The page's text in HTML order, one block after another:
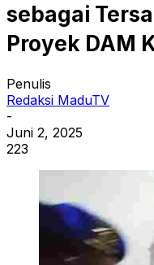
sebagai
Proyek DAM
Penulis
Redaksi MaduTV
-
Juni 2, 2025
223